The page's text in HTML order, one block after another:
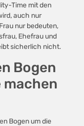
Time mit den
auch nur
nur bedeuten,
Ehefrau und
sicherlich nicht.
Bogen
machen
Bogen um die